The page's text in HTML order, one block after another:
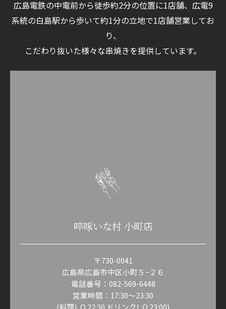
広島電鉄の中電前から徒歩約2分の位置に1店舗、広電9
系統の白島駅から歩いて約1分の立地で1店舗営業してお
り、
こだわり抜いた様々な串焼きを提供しています。
啐啄いな村 小町店
〒730-0041
広島県広島市中区小町５−２６
電話番号：082-569-6448
営業時間：17:30～23:30
(料理L.O.22:30 ドリンクL.O.23:00)